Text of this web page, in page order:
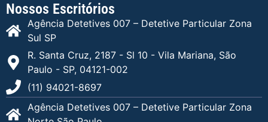
Nossos Escritórios
Agência Detetives 007 – Detetive Particular Zona
Sul SP
R. Santa Cruz, 2187 - Sl 10 - Vila Mariana, São
Paulo - SP, 04121-002
(11) 94021-8697
Agência Detetives 007 – Detetive Particular Zona